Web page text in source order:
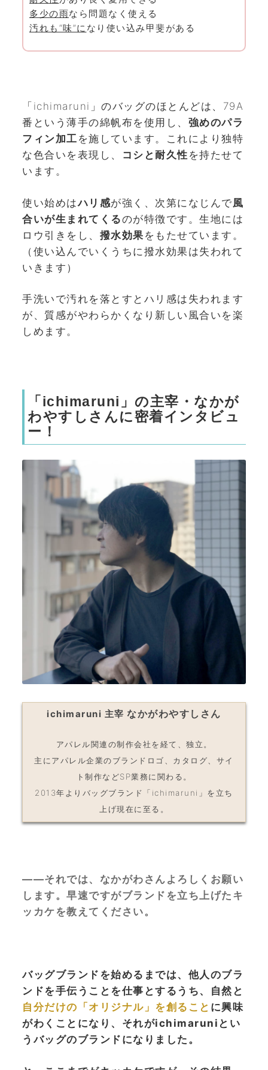
多少の雨なら問題なく使える
汚れも“味”に なり使い込み甲斐がある
「ichimaruni」のバッグのほとんどは、79A
番という薄手の綿帆布を使用し、 強めのパラ
フィン加工 を施しています。これにより独特
な色合いを表現し、
コシと耐久性 を持たせて
います。
使い始めはハリ感が強く、次第になじんで 風
合いが生まれてくるのが特徴です。生地には
ロウ引きをし、 撥水効果 をもたせています。
（使い込んでいくうちに撥水効果は失われて
いきます）
手洗いで汚れを落とすとハリ感は失われます
が、質感がやわらかくなり新しい風合いを楽
しめます。
「ichimaruni」の主宰・なかが
わやすしさんに密着インタビュ
ー！
ichimaruni 主宰なかがわやすしさん
アパレル関連の制作会社を経て、独立。
主にアパレル企業のブランドロゴ、カタログ、サイ
ト制作などSP業務に関わる。
2013年よりバッグブランド「ichimaruni」を立ち
上げ現在に至る。
——それでは、なかがわさんよろしくお願い
します。早速ですがブランドを立ち上げたキ
ッカケを教えてください。
バッグブランドを始めるまでは、他人のブラ
ンドを手伝うことを仕事とするうち、自然と
自分だけの「オリジナル」を創ること に興味
がわくことになり、それがichimaruniとい
うバッグのブランドになりました。